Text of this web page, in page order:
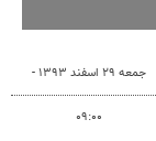
جمعه ۲۹ اسفند ۱۳۹۳ -
۰۹:۰۰